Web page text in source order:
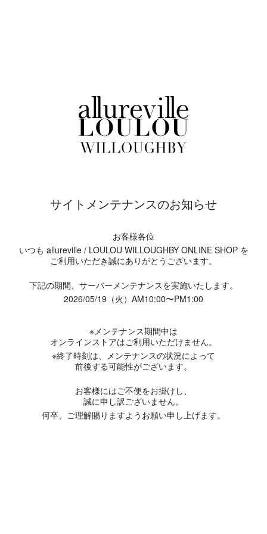
サイトメンテナンスのお知らせ
お客様各位
いつも allureville / LOULOU WILLOUGHBY ONLINE SHOP を
ご利用いただき誠にありがとうございます。
下記の期間、サーバーメンテナンスを実施いたします。
2026/05/19（火）AM10:00〜PM1:00
※メンテナンス期間中は
オンラインストアはご利用いただけません。
※終了時刻は、メンテナンスの状況によって
前後する可能性がございます。
お客様にはご不便をお掛けし、
誠に申し訳ございません。
何卒、ご理解賜りますようお願い申し上げます。